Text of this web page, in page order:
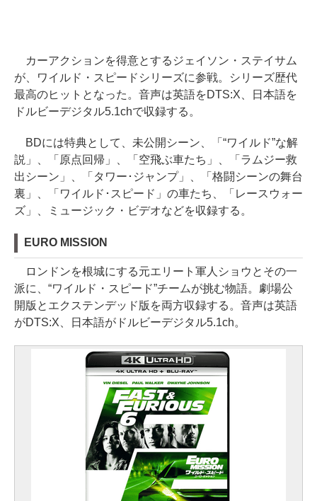
カーアクションを得意とするジェイソン・ステイサム
が、ワイルド・スピードシリーズに参戦。シリーズ歴代
最高のヒットとなった。音声は英語をDTS:X、日本語を
ドルビーデジタル5.1chで収録する。
BDには特典として、未公開シーン、「“ワイルド”な解
説」、「原点回帰」、「空飛ぶ車たち」、「ラムジー救
出シーン」、「タワー･ジャンプ」、「格闘シーンの舞台
裏」、「ワイルド･スピード」の車たち、「レースウォー
ズ」、ミュージック・ビデオなどを収録する。
EURO MISSION
ロンドンを根城にする元エリート軍人ショウとその一
派に、“ワイルド・スピード”チームが挑む物語。劇場公
開版とエクステンデッド版を両方収録する。音声は英語
がDTS:X、日本語がドルビーデジタル5.1ch。